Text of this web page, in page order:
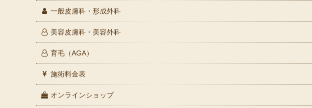
一般皮膚科・形成外科
美容皮膚科・美容外科
育毛（AGA）
施術料金表
オンラインショップ